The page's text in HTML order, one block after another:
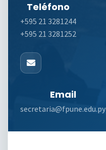
Teléfono
+595 21 3281244
+595 21 3281252
Email
secretaria@fpune.edu.py